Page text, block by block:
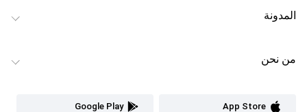
المدونة
من نحن
App Store
Google Play